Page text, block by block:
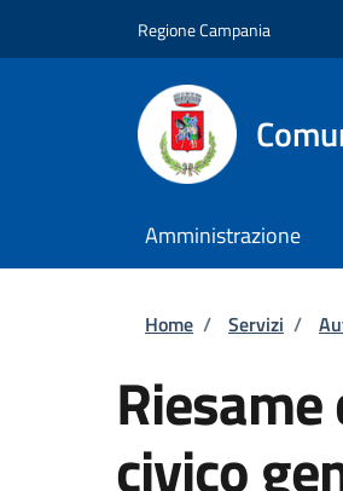
Regione Campania
Amministrazione
Briciole
Home / Servizi /
civico